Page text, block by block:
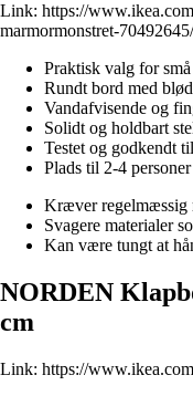
Link: https://
marmormonstret-70492645/
Praktisk valg for
Rundt bord med
Vandafvisende og
Solidt og holdbart
Testet og godkendt
Plads til 2-4 personer
Kræver regelmæssig
Svagere materialer
Kan være tungt at
NORDEN
cm
Link: https://